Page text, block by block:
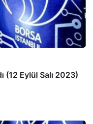
(12 Eylül Salı 2023)